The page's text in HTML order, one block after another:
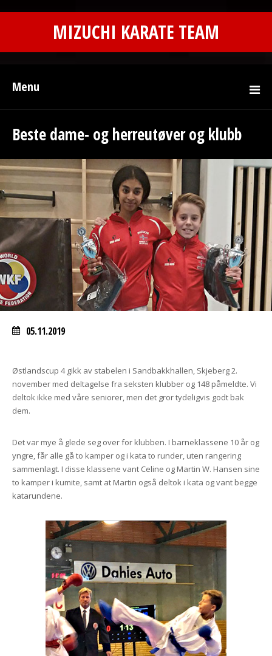
MIZUCHI KARATE TEAM
Menu
Beste dame- og herreutøver og klubb
05.11.2019
Østlandscup 4 gikk av stabelen i Sandbakkhallen, Skjeberg 2.
november med deltagelse fra seksten klubber og 148 påmeldte. Vi
deltok ikke med våre seniorer, men det gror tydeligvis godt bak
dem.
Det var mye å glede seg over for klubben. I barneklassene 10 år og
yngre, får alle gå to kamper og i kata to runder, uten rangering
sammenlagt. I disse klassene vant Celine og Martin W. Hansen sine
to kamper i kumite, samt at Martin også deltok i kata og vant begge
katarundene.